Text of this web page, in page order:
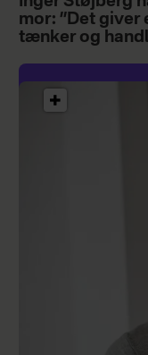
mor: ”Det giver
tænker og